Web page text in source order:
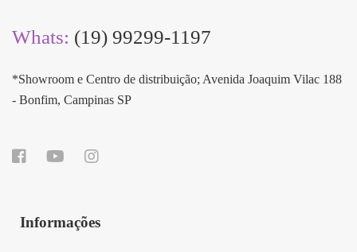
Whats: (19) 99299-1197
*Showroom e Centro de distribuição; Avenida Joaquim Vilac 188
- Bonfim, Campinas SP
Informações